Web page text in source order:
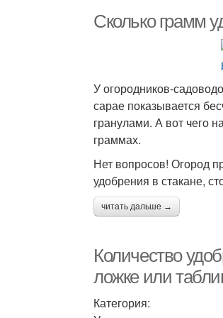
Сколько грамм
У огородников-
сарае показывается
гранулами. А вот чего
граммах.
Нет вопросов! Огород
удобрения в стакане,
читать дальше →
Количество
ложке или
Категория: